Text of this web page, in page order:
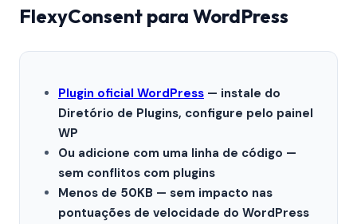
FlexyConsent para WordPress
Plugin oficial WordPress — instale do
Diretório de Plugins, configure pelo painel
WP
Ou adicione com uma linha de código —
sem conflitos com plugins
Menos de 50KB — sem impacto nas
pontuações de velocidade do WordPress